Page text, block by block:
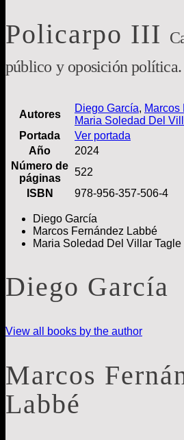
Policarpo III
público y oposición
Autores
Diego García, Marcos
Maria Soledad Del
Portada
Ver portada
Año
2024
Número de
páginas
522
ISBN
978-956-357-506-4
Diego García
Marcos Fernández Labbé
Maria Soledad Del Villar Tagle
Diego García
View all books by the author
Marcos
Labbé